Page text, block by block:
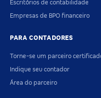
Escritórios de contabilidade
Empresas de BPO financeiro
PARA CONTADORES
Torne-se um parceiro
Indique seu contador
Área do parceiro